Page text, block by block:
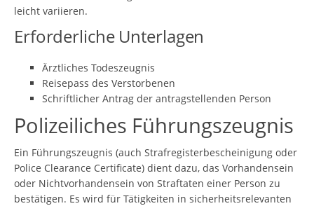
leicht variieren.
Erforderliche Unterlagen
Ärztliches Todeszeugnis
Reisepass des Verstorbenen
Schriftlicher Antrag der antragstellenden Person
Polizeiliches Führungszeugnis
Ein Führungszeugnis (auch Strafregisterbescheinigung oder
Police Clearance Certificate) dient dazu, das Vorhandensein
oder Nichtvorhandensein von Straftaten einer Person zu
bestätigen. Es wird für Tätigkeiten in sicherheitsrelevanten